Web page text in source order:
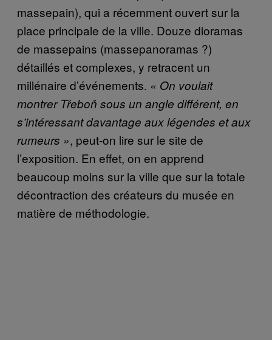
massepain), qui a récemment ouvert sur la
place principale de la ville. Douze dioramas
de massepains (massepanoramas ?)
détaillés et complexes, y retracent un
millénaire d’événements. « On voulait
montrer Třeboň sous un angle différent, en
s’intéressant davantage aux légendes et aux
rumeurs », peut-on lire sur le site de
l’exposition. En effet, on en apprend
beaucoup moins sur la ville que sur la totale
décontraction des créateurs du musée en
matière de méthodologie.